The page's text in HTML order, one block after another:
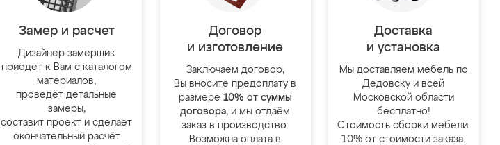
Замер и расчет
Дизайнер-замерщик
приедет к Вам с каталогом
материалов,
проведёт детальные
замеры,
составит проект и сделает
окончательный расчёт
Договор
и изготовление
Заключаем договор,
Вы вносите предоплату в
размере 10% от суммы
договора, и мы отдаём
заказ в производство.
Возможна оплата в
Доставка
и установка
Мы доставляем мебель по
Дедовску и всей
Московской области
бесплатно!
Стоимость сборки мебели:
10% от стоимости заказа.